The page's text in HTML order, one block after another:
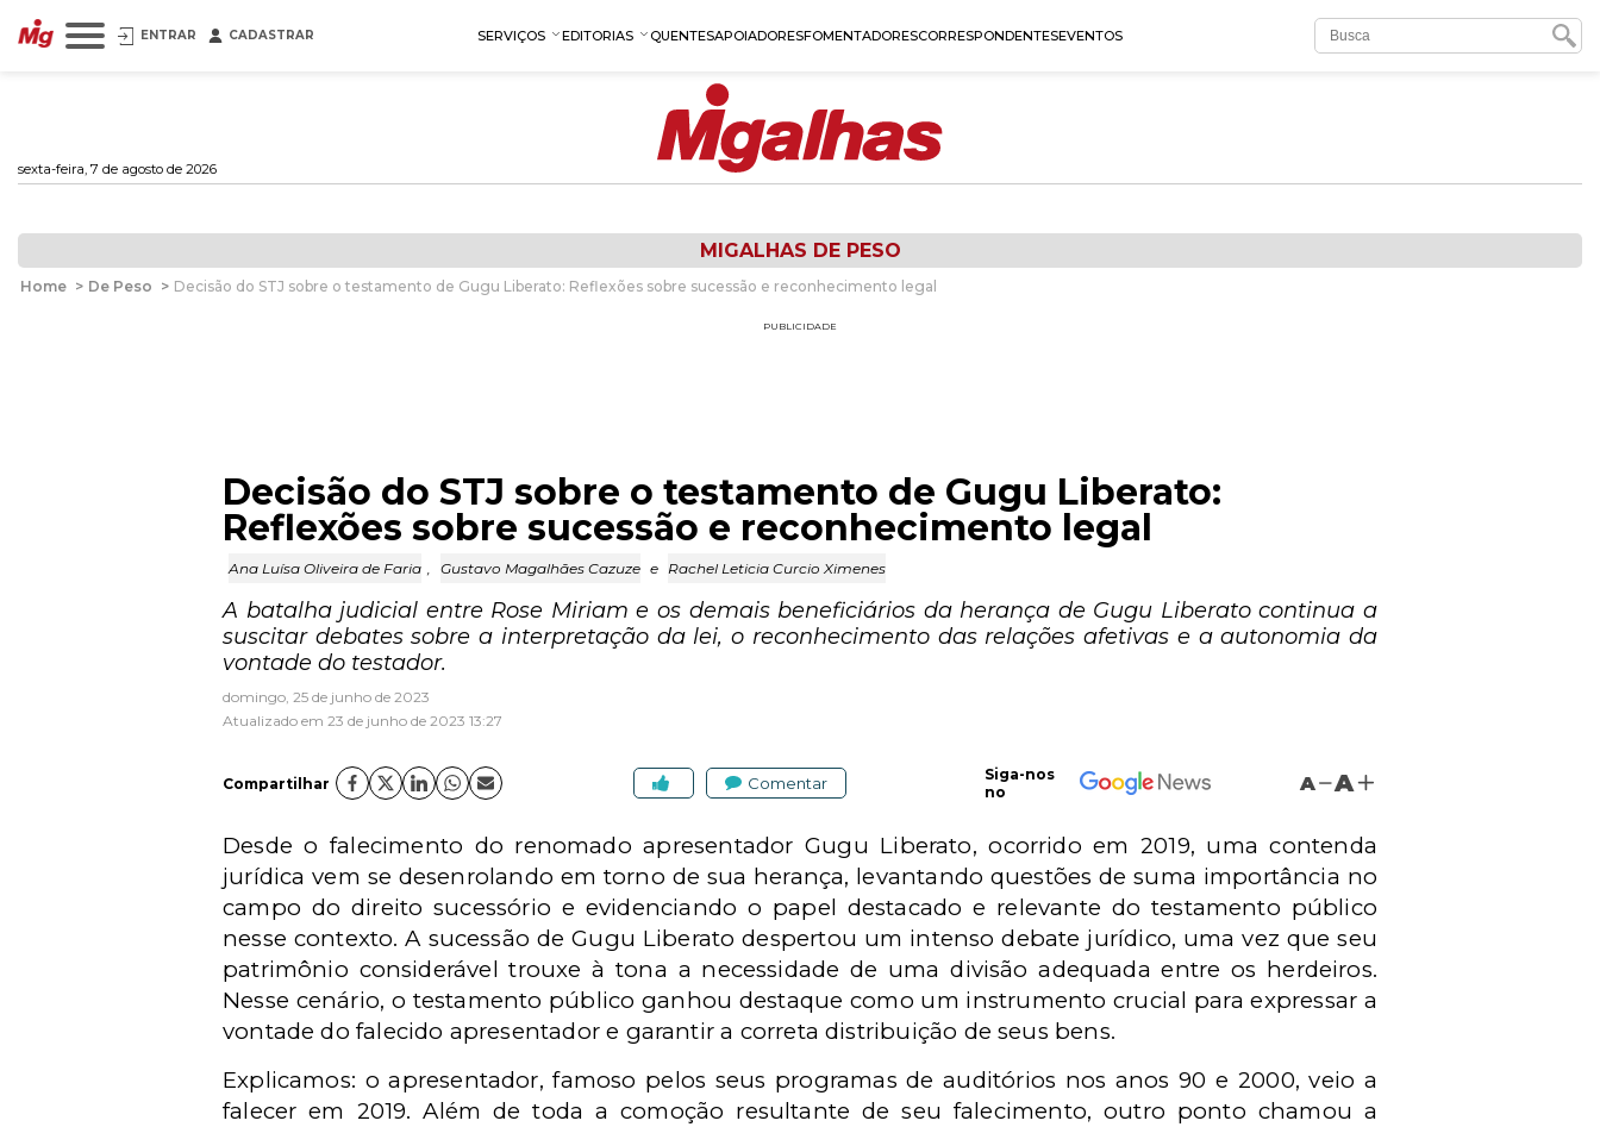
ENTRAR CADASTRAR SERVIÇOS EDITORIAS QUENTESAPOIADORESFOMENTADORESCORRESPONDENTESEVENTOS
sexta-feira, 7 de agosto de 2026
MIGALHAS DE PESO
Home > De Peso > Decisão do STJ sobre o testamento de Gugu Liberato: Reflexões sobre sucessão e reconhecimento legal
PUBLICIDADE
Decisão do STJ sobre o testamento de Gugu Liberato:
Reflexões sobre sucessão e reconhecimento legal
Ana Luísa Oliveira de Faria , Gustavo Magalhães Cazuze e Rachel Leticia Curcio Ximenes
A batalha judicial entre Rose Miriam e os demais beneficiários da herança de Gugu Liberato continua a
suscitar debates sobre a interpretação da lei, o reconhecimento das relações afetivas e a autonomia da
vontade do testador.
domingo, 25 de junho de 2023
Atualizado em 23 de junho de 2023 13:27
Compartilhar Comentar
Siga-nos
no
A A
Desde o falecimento do renomado apresentador Gugu Liberato, ocorrido em 2019, uma contenda
jurídica vem se desenrolando em torno de sua herança, levantando questões de suma importância no
campo do direito sucessório e evidenciando o papel destacado e relevante do testamento público
nesse contexto. A sucessão de Gugu Liberato despertou um intenso debate jurídico, uma vez que seu
patrimônio considerável trouxe à tona a necessidade de uma divisão adequada entre os herdeiros.
Nesse cenário, o testamento público ganhou destaque como um instrumento crucial para expressar a
vontade do falecido apresentador e garantir a correta distribuição de seus bens.
Explicamos: o apresentador, famoso pelos seus programas de auditórios nos anos 90 e 2000, veio a
falecer em 2019. Além de toda a comoção resultante de seu falecimento, outro ponto chamou a